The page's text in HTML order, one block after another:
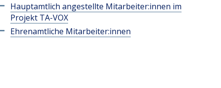
Hauptamtlich angestellte Mitarbeiter:innen im
Projekt TA-VOX
Ehrenamtliche Mitarbeiter:innen